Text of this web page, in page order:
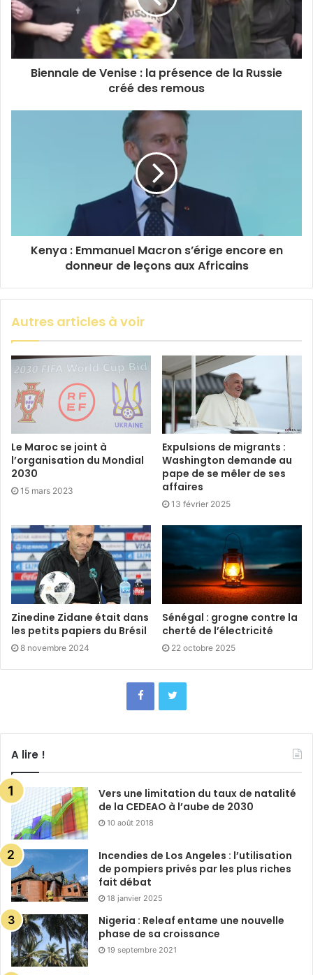
Biennale de Venise : la présence de la Russie
créé des remous
Kenya : Emmanuel Macron s’érige encore en
donneur de leçons aux Africains
Autres articles à voir
Le Maroc se joint à
l’organisation du Mondial
2030
15 mars 2023
Expulsions de migrants :
Washington demande au
pape de se mêler de ses
affaires
13 février 2025
Zinedine Zidane était dans
les petits papiers du Brésil
8 novembre 2024
Sénégal : grogne contre la
cherté de l’électricité
22 octobre 2025
A lire !
Vers une limitation du taux de natalité
de la CEDEAO à l’aube de 2030
10 août 2018
Incendies de Los Angeles : l’utilisation
de pompiers privés par les plus riches
fait débat
18 janvier 2025
Nigeria : Releaf entame une nouvelle
phase de sa croissance
19 septembre 2021